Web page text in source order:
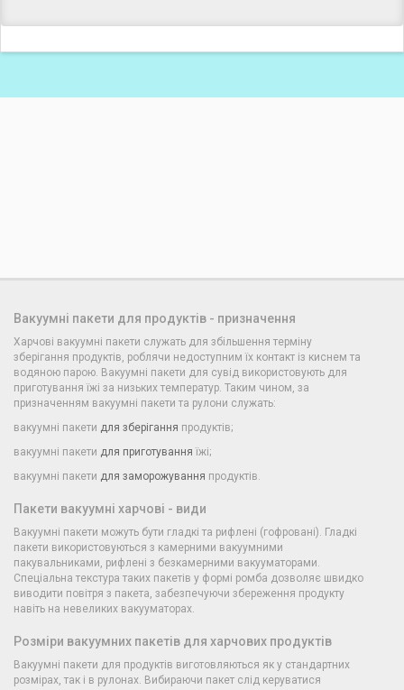
Вакуумні пакети для продуктів - призначення
Харчові вакуумні пакети служать для збільшення терміну
зберігання продуктів, роблячи недоступним їх контакт із киснем та
водяною парою. Вакуумні пакети для сувід використовують для
приготування їжі за низьких температур. Таким чином, за
призначенням вакуумні пакети та рулони служать:
вакуумні пакети для зберігання продуктів;
вакуумні пакети для приготування їжі;
вакуумні пакети для заморожування продуктів.
Пакети вакуумні харчові - види
Вакуумні пакети можуть бути гладкі та рифлені (гофровані). Гладкі
пакети використовуються з камерними вакуумними
пакувальниками, рифлені з безкамерними вакууматорами.
Спеціальна текстура таких пакетів у формі ромба дозволяє швидко
виводити повітря з пакета, забезпечуючи збереження продукту
навіть на невеликих вакууматорах.
Розміри вакуумних пакетів для харчових продуктів
Вакуумні пакети для продуктів виготовляються як у стандартних
розмірах, так і в рулонах. Вибираючи пакет слід керуватися